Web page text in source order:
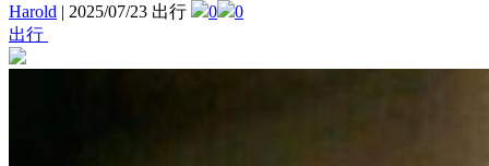
Harold | 2025/07/23 出行 0
0
出行